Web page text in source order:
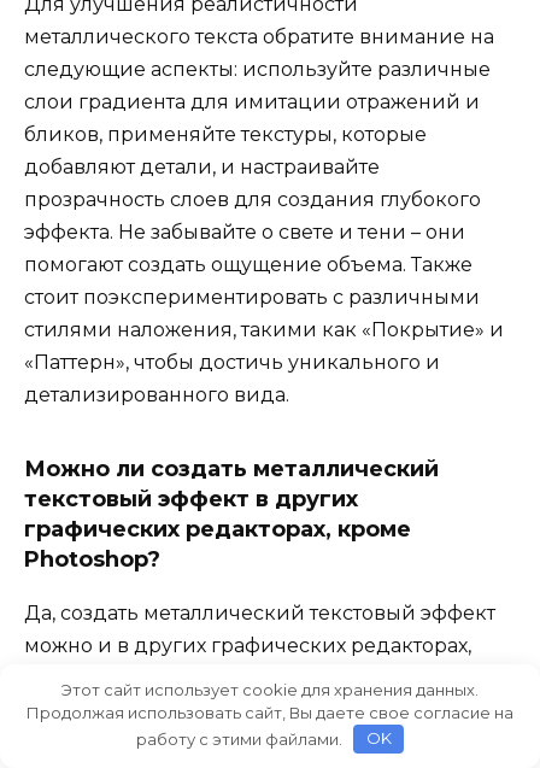
металлического текста обратите внимание на
следующие аспекты: используйте различные
слои градиента для имитации отражений и
бликов, применяйте текстуры, которые
добавляют детали, и настраивайте
прозрачность слоев для создания глубокого
эффекта. Не забывайте о свете и тени – они
помогают создать ощущение объема. Также
стоит поэкспериментировать с различными
стилями наложения, такими как «Покрытие» и
«Паттерн», чтобы достичь уникального и
детализированного вида.
Можно ли создать металлический
текстовый эффект в других
графических редакторах, кроме
Photoshop?
Да, создать металлический текстовый эффект
можно и в других графических редакторах,
таких как GIMP, Affinity Designer или Illustrator.
Основные принципы остаются схожими:
использование градиентов, текстур и стилей
Этот сайт использует cookie для хранения данных.
Продолжая использовать сайт, Вы даете свое согласие на
работу с этими файлами.
OK